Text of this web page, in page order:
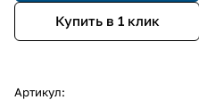
Купить в 1 клик
Артикул: